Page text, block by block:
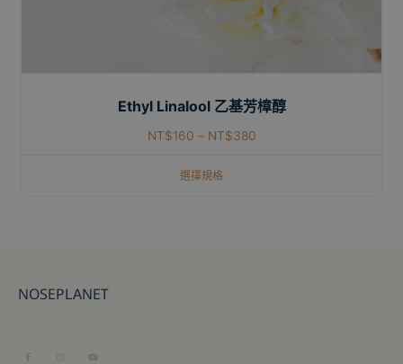
Ethyl Linalool 乙基芳樟醇
NT$160 – NT$380
選擇規格
NOSEPLANET